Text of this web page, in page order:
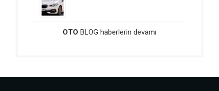
OTO BLOG haberlerin devamı